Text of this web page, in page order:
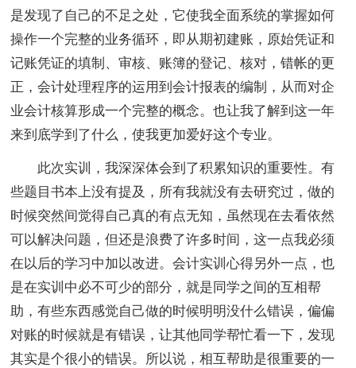
是发现了自己的不足之处，它使我全面系统的掌握如何
操作一个完整的业务循环，即从期初建账，原始凭证和
记账凭证的填制、审核、账簿的登记、核对，错帐的更
正，会计处理程序的运用到会计报表的编制，从而对企
业会计核算形成一个完整的概念。也让我了解到这一年
来到底学到了什么，使我更加爱好这个专业。
此次实训，我深深体会到了积累知识的重要性。有
些题目书本上没有提及，所有我就没有去研究过，做的
时候突然间觉得自己真的有点无知，虽然现在去看依然
可以解决问题，但还是浪费了许多时间，这一点我必须
在以后的学习中加以改进。会计实训心得另外一点，也
是在实训中必不可少的部分，就是同学之间的互相帮
助，有些东西感觉自己做的时候明明没什么错误，偏偏
对账的时候就是有错误，让其他同学帮忙看一下，发现
其实是个很小的错误。所以说，相互帮助是很重要的一